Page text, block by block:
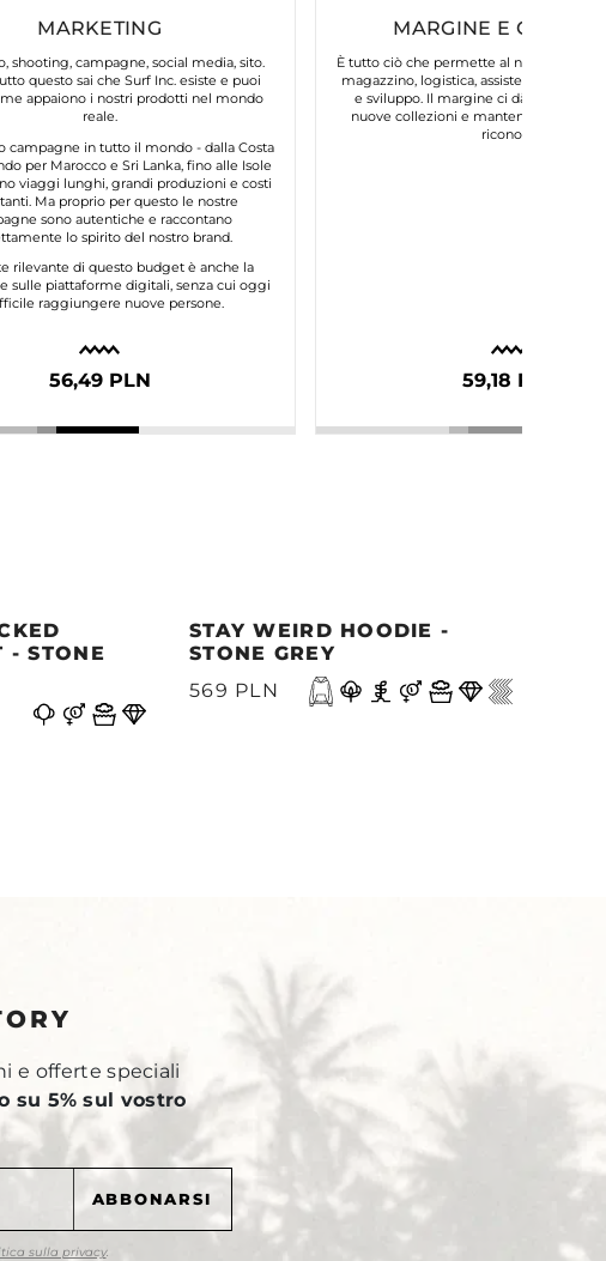
MARKETING
shooting, campagne, social media, sito.
questo sai che Surf Inc. esiste e puoi
appaiono i nostri prodotti nel mondo
reale.
campagne in tutto il mondo - dalla Costa
per Marocco e Sri Lanka, fino alle Isole
viaggi lunghi, grandi produzioni e costi
Ma proprio per questo le nostre
sono autentiche e raccontano
lo spirito del nostro brand.
rilevante di questo budget è anche la
sulle piattaforme digitali, senza cui oggi
raggiungere nuove persone.
56,49 PLN
MARGINE E COSTI
È tutto ciò che permette al nostro brand
magazzino, logistica, assistenza clienti,
e sviluppo. Il margine ci dà la
nuove collezioni e mantenere la
riconosci.
59,18 PLN
- STONE
STAY WEIRD HOODIE -
STONE GREY
569 PLN
e offerte speciali
su 5% sul vostro
sulla privacy.